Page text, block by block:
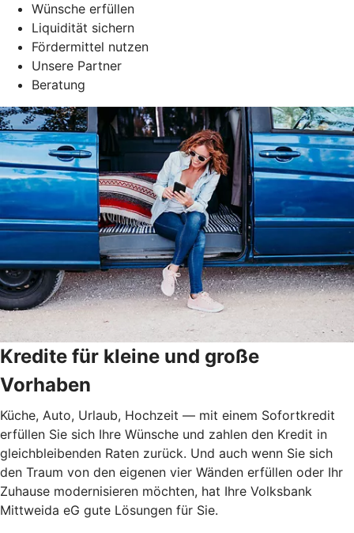
Wünsche erfüllen
Liquidität sichern
Fördermittel nutzen
Unsere Partner
Beratung
Kredite für kleine und große
Vorhaben
Küche, Auto, Urlaub, Hochzeit — mit einem Sofortkredit
erfüllen Sie sich Ihre Wünsche und zahlen den Kredit in
gleichbleibenden Raten zurück. Und auch wenn Sie sich
den Traum von den eigenen vier Wänden erfüllen oder Ihr
Zuhause modernisieren möchten, hat Ihre Volksbank
Mittweida eG gute Lösungen für Sie.